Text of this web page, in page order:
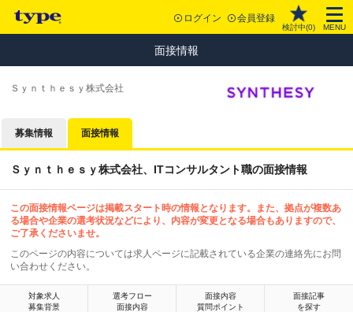
ログイン 会員登録
検討中(0) MENU
面接情報
Ｓｙｎｔｈｅｓｙ株式会社
募集情報 面接情報
Ｓｙｎｔｈｅｓｙ株式会社、ITコンサルタント職の面接情報
この面接情報ページは掲載スタート時の情報となります。また、拠点が複数あ
る場合や企業の選考状況などにより、内容が変更となる場合もありますので、
ご了承くださいませ。
このページの内容については求人ページに記載されている企業の連絡先にお問
い合わせください。
対象求人
募集背景
選考フロー
面接内容
面接内容
質問ポイント
面接記事
を探す